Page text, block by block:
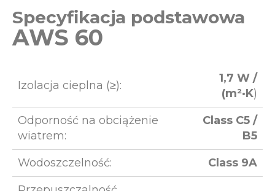
Specyfikacja podstawowa
AWS 60
Izolacja cieplna (≥):
1,7 W /
(m²·K)
Odporność na obciążenie
wiatrem:
Class C5 /
B5
Wodoszczelność:
Class 9A